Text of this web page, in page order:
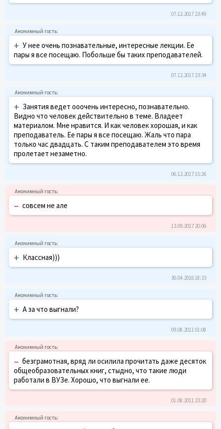
07.12.2017 23:49
+ У нее очень познавательные, интересные лекции. Ее
пары я все посещаю. Побольше бы таких преподавателей.
07.12.2017 23:34
+ Занятия ведет ооочень интересно, познавательно.
Видно что человек действительно в теме. Владеет
материалом. Мне нравится. И как человек хорошая, и как
преподаватель. Ее пары я все посещаю. Жаль что пара
только час двадцать. С таким преподавателем это время
пролетает незаметно.
06.12.2017 15:26
– совсем не але
13.09.2017 20:06
+ Классная)))
30.04.2016 18:33
+ А за что выгнали?
09.08.2011 01:08
– безграмотная, вряд ли осилила прочитать даже десяток
общеобразовательных книг, стыдно, что такие люди
работали в ВУЗе. Хорошо, что выгнали ее.
01.08.2011 23:20